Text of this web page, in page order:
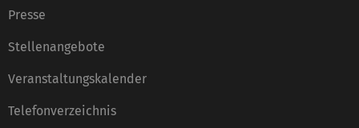
Presse
Stellenangebote
Veranstaltungskalender
Telefonverzeichnis